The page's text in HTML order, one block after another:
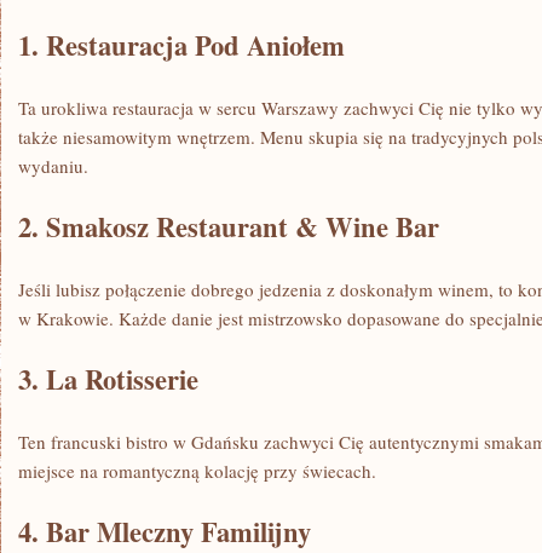
1. ​Restauracja Pod Aniołem
Ta urokliwa restauracja ‍w sercu Warszawy zachwyci‌ Cię nie tylko
także niesamowitym wnętrzem. Menu skupia się ‍na tradycyjnych
wydaniu.
2. Smakosz Restaurant & Wine Bar
Jeśli ​lubisz połączenie ⁢dobrego jedzenia z doskonałym winem, to
‍w Krakowie. Każde ⁤danie jest mistrzowsko dopasowane do
3. La Rotisserie
Ten ‍francuski bistro w Gdańsku zachwyci​ Cię autentycznymi
‌miejsce na romantyczną ⁣kolację przy ⁤świecach.
4. Bar Mleczny ⁢Familijny